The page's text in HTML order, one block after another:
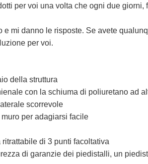
per voi una volta che ogni due giorni,
e mi danno le risposte. Se avete
per voi.
della struttura
con la schiuma di poliuretano ad
scorrevole
per adagiarsi facile
di 3 punti facoltativa
di garanzie dei piedistalli, un